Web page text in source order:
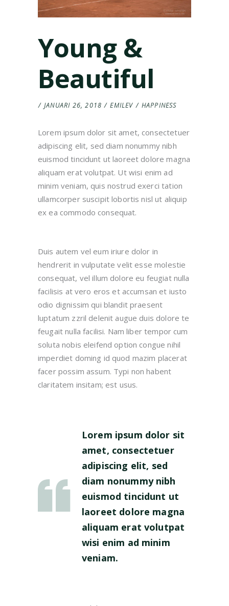
Young &
Beautiful
JANUARI 26, 2018 EMILEV HAPPINESS
Lorem ipsum dolor sit amet, consectetuer
adipiscing elit, sed diam nonummy nibh
euismod tincidunt ut laoreet dolore magna
aliquam erat volutpat. Ut wisi enim ad
minim veniam, quis nostrud exerci tation
ullamcorper suscipit lobortis nisl ut aliquip
ex ea commodo consequat.
Duis autem vel eum iriure dolor in
hendrerit in vulputate velit esse molestie
consequat, vel illum dolore eu feugiat nulla
facilisis at vero eros et accumsan et iusto
odio dignissim qui blandit praesent
luptatum zzril delenit augue duis dolore te
feugait nulla facilisi. Nam liber tempor cum
soluta nobis eleifend option congue nihil
imperdiet doming id quod mazim placerat
facer possim assum. Typi non habent
claritatem insitam; est usus.
Lorem ipsum dolor sit
amet, consectetuer
adipiscing elit, sed
diam nonummy nibh
euismod tincidunt ut
laoreet dolore magna
aliquam erat volutpat
wisi enim ad minim
veniam.